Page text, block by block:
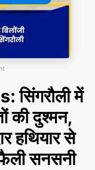
में
की दुश्मन,
हथियार से
सनसनी